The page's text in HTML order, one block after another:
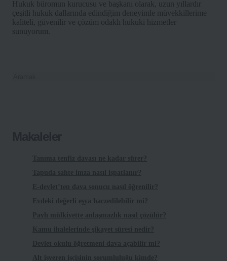
Hukuk büromun kurucusu ve başkanı olarak, uzun yıllardır
çeşitli hukuk dallarında edindiğim deneyimle müvekkillerime
kaliteli, güvenilir ve çözüm odaklı hukuki hizmetler
sunuyorum.